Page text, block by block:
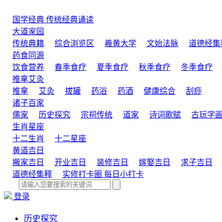
国学经典 传统经典诵读
大道家园
传统典籍
综合浏览区 羲黄大学 文始法脉
道德经集
药食同源
饮食营养
春季食疗 夏季食疗 秋季食疗 冬季食疗
推拿艾灸
推拿
艾灸 拔罐 药浴 药酒 健康综合
刮痧
诸子百家
儒家
历史探究 宗祠传统 道家 诗词歌赋 古玩字画
生肖星座
十二生肖
十二星座
黄道吉日
搬家吉日
开业吉日 装修吉日 嫁娶吉日
求子吉日
道德经集释
实修打卡圈 每日小打卡
登录
历史探究